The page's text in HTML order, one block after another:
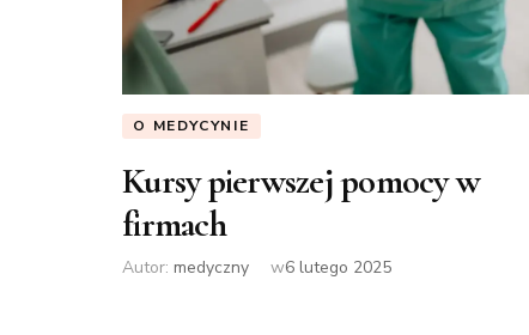
O MEDYCYNIE
Kursy pierwszej pomocy w
firmach
Autor: medyczny w6 lutego 2025